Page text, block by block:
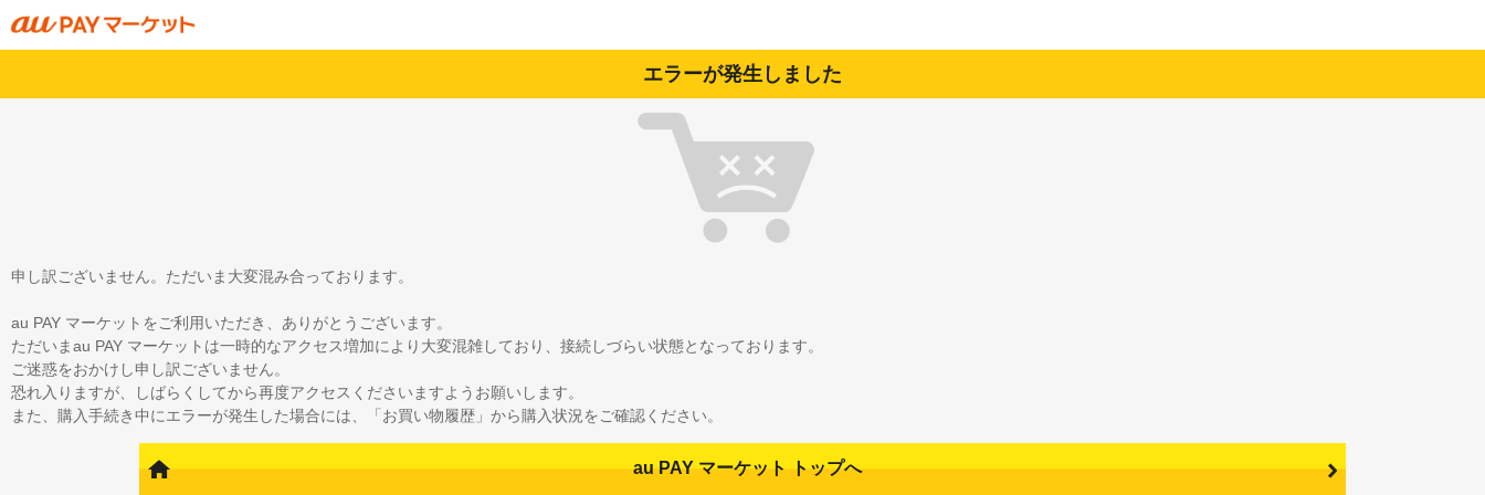
エラーが発生しました
申し訳ございません。ただいま大変混み合っております。
au PAY マーケットをご利用いただき、ありがとうございます。
ただいまau PAY マーケットは一時的なアクセス増加により大変混雑しており、接続しづらい状態となっております。
ご迷惑をおかけし申し訳ございません。
恐れ入りますが、しばらくしてから再度アクセスくださいますようお願いします。
また、購入手続き中にエラーが発生した場合には、「お買い物履歴」から購入状況をご確認ください。
au PAY マーケット トップへ